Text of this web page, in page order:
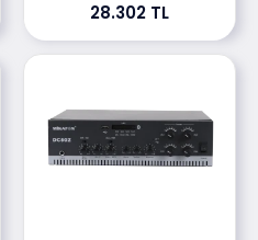
28.302 TL